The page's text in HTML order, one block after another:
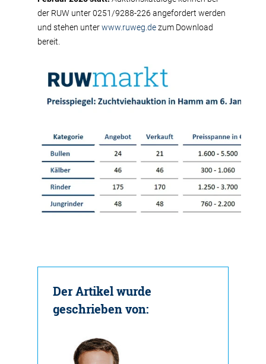
der RUW unter 0251/9288-226 angefordert werden
und stehen unterwww.ruweg.dezum Download
bereit.
Der Artikel wurde
geschrieben von: